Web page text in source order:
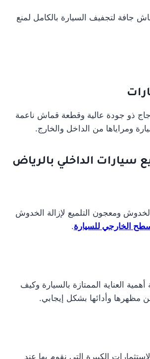
جافة لتجفيف السيارة بالكامل لمنع
ذو جودة عالية وقطعة قماش ناعمة
ومراياها من الداخل والخارج.
سيارات الداخلي بالرياض
ومعجون التلميع لإزالة الخدوش
الخارجي للسيارة.
العناية الممتازة بالسيارة وكيف
وأدائها بشكل إيجابي.
الكبيرة التي نقوم بها عند